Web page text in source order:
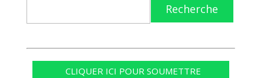
Recherche
CLIQUER ICI POUR SOUMETTRE